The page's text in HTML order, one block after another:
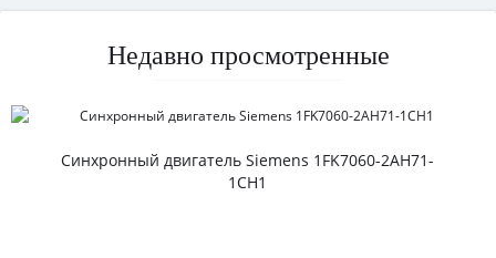
Недавно просмотренные
Синхронный двигатель Siemens 1FK7060-2AH71-
1CH1